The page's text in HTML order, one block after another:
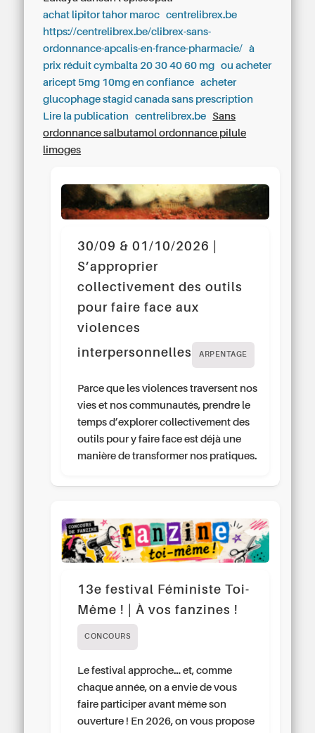
achat lipitor tahor maroc
centrelibrex.be
https://centrelibrex.be/clibrex-sans-
ordonnance-apcalis-en-france-pharmacie/
à
prix réduit cymbalta 20 30 40 60 mg
ou acheter
aricept 5mg 10mg en confiance
acheter
glucophage stagid canada sans prescription
Lire la publication
centrelibrex.be
Sans
ordonnance salbutamol ordonnance pilule
limoges
30/09 & 01/10/2026 |
S’approprier
collectivement des outils
pour faire face aux
violences
interpersonnelles
ARPENTAGE
Parce que les violences traversent nos
vies et nos communautés, prendre le
temps d’explorer collectivement des
outils pour y faire face est déjà une
manière de transformer nos pratiques.
13e festival Féministe Toi-
Même ! | À vos fanzines !
CONCOURS
Le festival approche… et, comme
chaque année, on a envie de vous
faire participer avant même son
ouverture ! En 2026, on vous propose